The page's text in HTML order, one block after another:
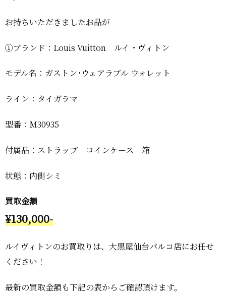
お持ちいただきましたお品が
①ブランド：Louis Vuitton ルイ・ヴィトン
モデル名：ガストン･ウェアラブル ウォレット
ライン：タイガラマ
型番：M30935
付属品：ストラップ コインケース 箱
状態：内側シミ
買取金額
¥130,000-
ルイヴィトンのお買取りは、大黒屋仙台パルコ店にお任せ
ください！
最新の買取金額も下記の表からご確認頂けます。